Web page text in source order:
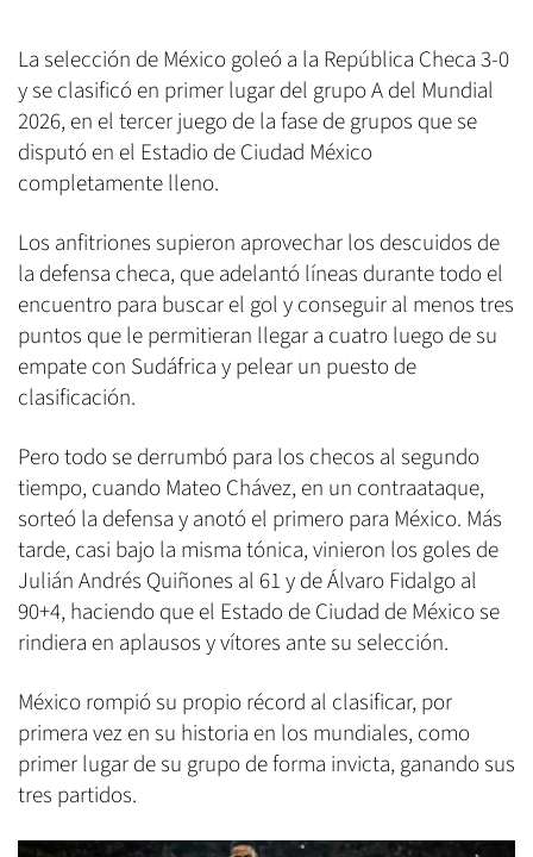
La selección de México goleó a la República Checa 3-0
y se clasificó en primer lugar del grupo A del Mundial
2026, en el tercer juego de la fase de grupos que se
disputó en el Estadio de Ciudad México
completamente lleno.
Los anfitriones supieron aprovechar los descuidos de
la defensa checa, que adelantó líneas durante todo el
encuentro para buscar el gol y conseguir al menos tres
puntos que le permitieran llegar a cuatro luego de su
empate con Sudáfrica y pelear un puesto de
clasificación.
Pero todo se derrumbó para los checos al segundo
tiempo, cuando Mateo Chávez, en un contraataque,
sorteó la defensa y anotó el primero para México. Más
tarde, casi bajo la misma tónica, vinieron los goles de
Julián Andrés Quiñones al 61 y de Álvaro Fidalgo al
90+4, haciendo que el Estado de Ciudad de México se
rindiera en aplausos y vítores ante su selección.
México rompió su propio récord al clasificar, por
primera vez en su historia en los mundiales, como
primer lugar de su grupo de forma invicta, ganando sus
tres partidos.